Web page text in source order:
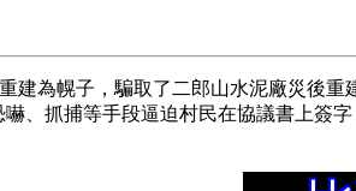
建為幌子，騙取了二郎山水泥廠災後重
、抓捕等手段逼迫村民在協議書上簽